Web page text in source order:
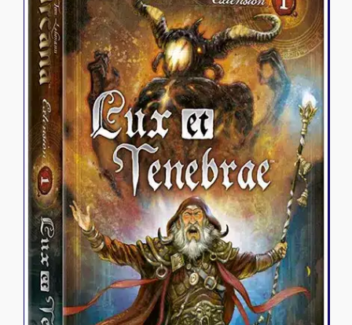
Naruto Mythos
Autres
Tapis de jeu